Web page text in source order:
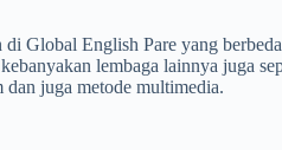
Global English Pare yang
lembaga lainnya juga
dan juga metode multimedia.